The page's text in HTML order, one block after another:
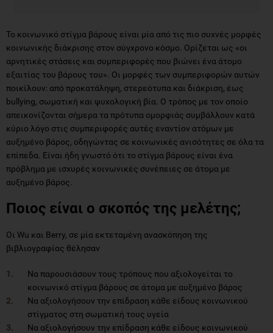
Το κοινωνικό στίγμα βάρους είναι μία από τις πιο συχνές μορφές
κοινωνικής διάκρισης στον σύγχρονο κόσμο. Ορίζεται ως «οι
αρνητικές στάσεις και συμπεριφορές που βιώνει ένα άτομο
εξαιτίας του βάρους του». Οι μορφές των συμπεριφορών αυτών
ποικίλουν: από προκατάληψη, στερεότυπα και διάκριση, έως
bullying, σωματική και ψυχολογική βία. Ο τρόπος με τον οποίο
απεικονίζονται σήμερα τα πρότυπα ομορφιάς συμβάλλουν κατά
κύριο λόγο στις συμπεριφορές αυτές εναντίον ατόμων με
αυξημένο βάρος, οδηγώντας σε κοινωνικές ανισότητες σε όλα τα
επίπεδα. Είναι ήδη γνωστό ότι το στίγμα βάρους είναι ένα
πρόβλημα με ισχυρές κοινωνικές συνέπειες σε άτομα με
αυξημένο βάρος.
Ποιος είναι ο σκοπός της μελέτης;
Οι Wu και Berry, σε μία εκτεταμένη ανασκόπηση της
βιβλιογραφίας θέλησαν
Να παρουσιάσουν τους τρόπους που αξιολογείται το
κοινωνικό στίγμα βάρους σε άτομα με αυξημένο βάρος
Να αξιολογήσουν την επίδραση κάθε είδους κοινωνικού
στίγματος στη σωματική τους υγεία
Να αξιολογήσουν την επίδραση κάθε είδους κοινωνικού